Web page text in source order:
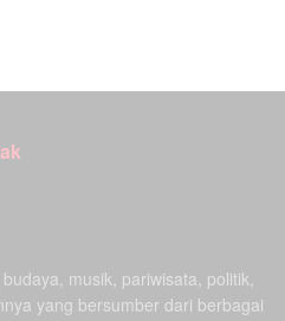
musik, pariwisata, politik,
yang bersumber dari berbagai